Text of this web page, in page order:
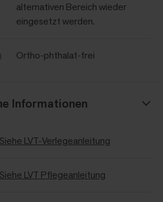
alternativen Bereich wieder
eingesetzt werden.
Ortho-phthalat-frei
Informationen
Siehe LVT-Verlegeanleitung
Siehe LVT Pflegeanleitung